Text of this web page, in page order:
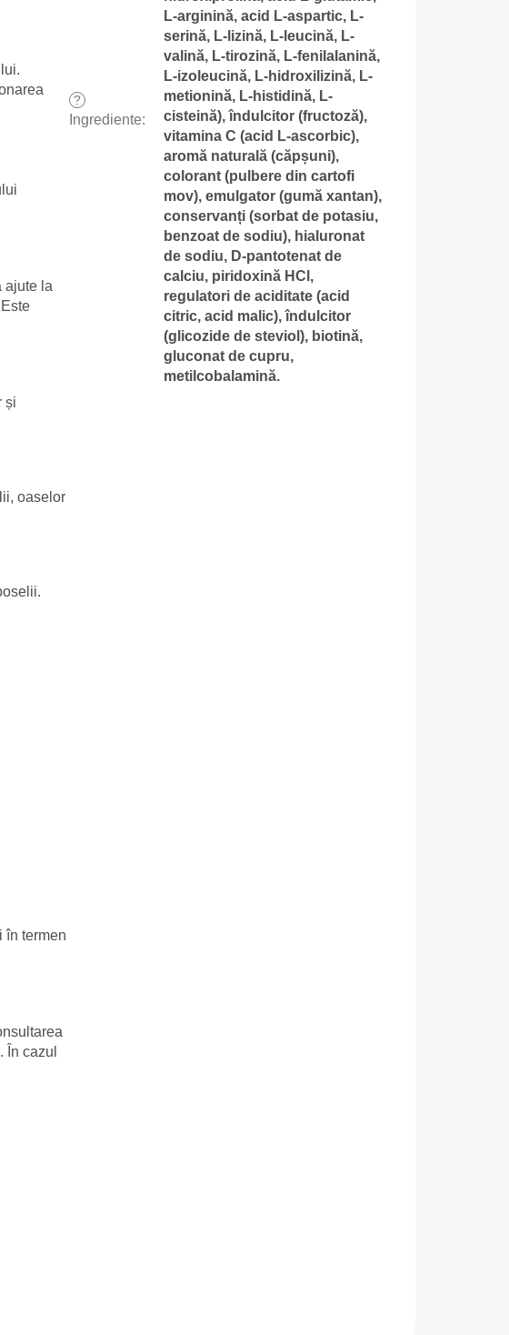
ajute la
și
oaselor
în termen
cazul
?
Ingrediente:
L-arginină, acid L-aspartic, L-
serină, L-lizină, L-leucină, L-
valină, L-tirozină, L-fenilalanină,
L-izoleucină, L-hidroxilizină, L-
metionină, L-histidină, L-
cisteină), îndulcitor (fructoză),
vitamina C (acid L-ascorbic),
aromă naturală (căpșuni),
colorant (pulbere din cartofi
mov), emulgator (gumă xantan),
conservanți (sorbat de potasiu,
benzoat de sodiu), hialuronat
de sodiu, D-pantotenat de
calciu, piridoxină HCl,
regulatori de aciditate (acid
citric, acid malic), îndulcitor
(glicozide de steviol), biotină,
gluconat de cupru,
metilcobalamină.